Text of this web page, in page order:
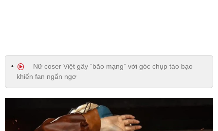
Nữ coser Việt gây “bão mạng” với góc chụp táo bạo
khiến fan ngẩn ngơ